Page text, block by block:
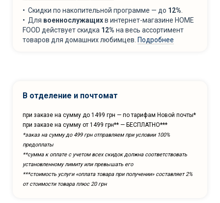
• Скидки по накопительной программе — до 12%
• Для военнослужащихв интернет-магазине HOME
FOOD действует скидка 12% на весь ассортимент
товаров для домашних любимцев. Подробнее
В отделение и почтомат
при заказе на сумму до 1499 грн — по тарифам Новой почты*
при заказе на сумму от 1499 грн** — БЕСПЛАТНО***
*заказ на сумму до 499 грн отправляем при условии 100%
предоплаты
**сумма к оплате с учетом всех скидок должна соответствовать
установленному лимиту или превышать его
***cтоимость услуги «оплата товара при получении» составляет 2%
от стоимости товара плюс 20 грн